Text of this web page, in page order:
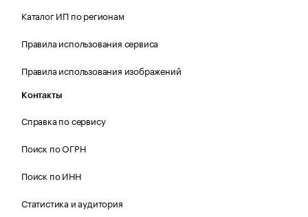
Каталог ИП по регионам
Правила использования сервиса
Правила использования изображений
Контакты
Справка по сервису
Поиск по ОГРН
Поиск по ИНН
Статистика и аудитория